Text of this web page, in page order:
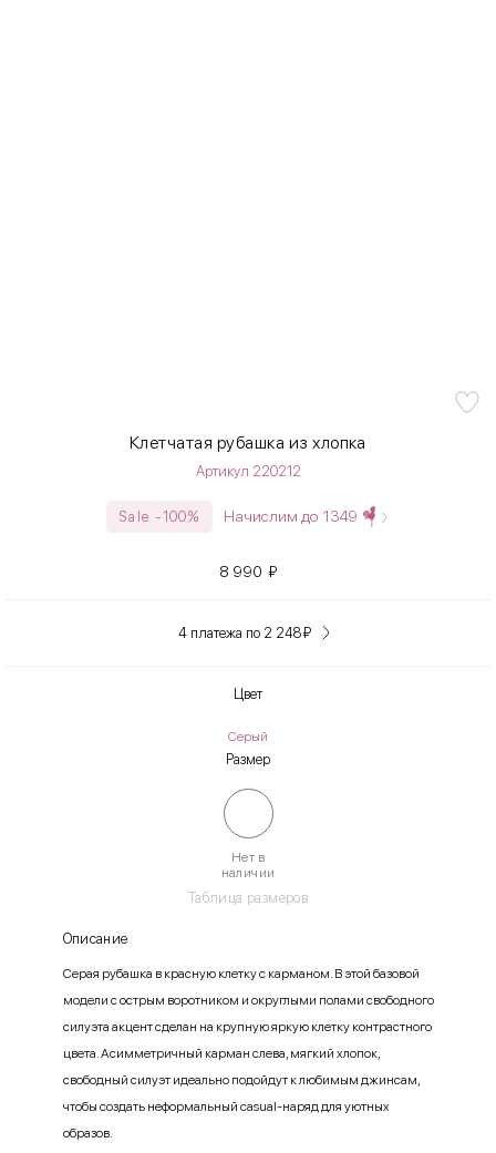
Клетчатая рубашка из хлопка
Артикул 220212
Sale -100% Начислим до 1349
8 990 ₽
4 платежа по 2 248₽
Цвет
Серый
Размер
Таблица размеров
Нет в
наличии
Описание
Серая рубашка в красную клетку с карманом. В этой базовой
модели с острым воротником и округлыми полами свободного
силуэта акцент сделан на крупную яркую клетку контрастного
цвета. Асимметричный карман слева, мягкий хлопок,
свободный силуэт идеально подойдут к любимым джинсам,
чтобы создать неформальный casual-наряд для уютных
образов.